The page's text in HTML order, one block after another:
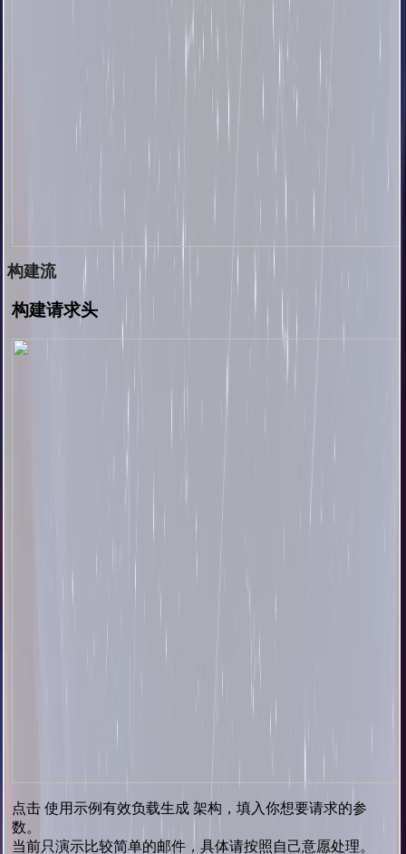
构建流
构建请求头
点击 使用示例有效负载生成 架构，填入你想要请求的参
数。
当前只演示比较简单的邮件，具体请按照自己意愿处理。